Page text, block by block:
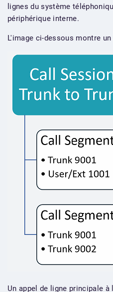
lignes du système
périphérique interne.
L'image ci-dessous montre
Un appel de ligne principale